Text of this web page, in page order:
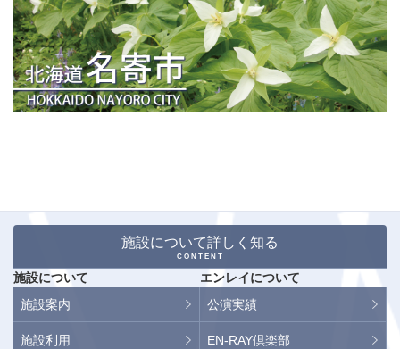
施設について詳しく知る
CONTENT
施設について
施設案内
施設利用
エンレイについて
公演実績
EN-RAY倶楽部